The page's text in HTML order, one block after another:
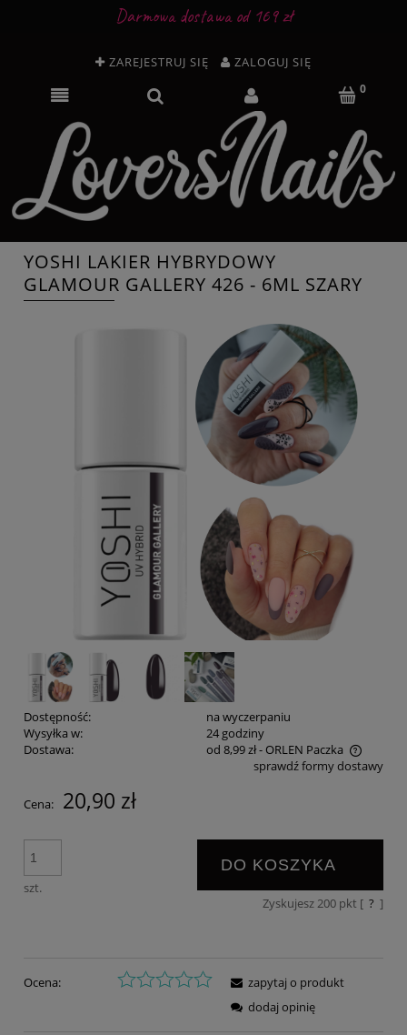
Darmowa dostawa od 169 zł
ZAREJESTRUJ SIĘ ZALOGUJ SIĘ
YOSHI LAKIER HYBRYDOWY
GLAMOUR GALLERY 426 - 6ML SZARY
Dostępność:
na wyczerpaniu
Wysyłka w:
24 godziny
Dostawa:
od 8,99 zł- ORLEN Paczka
Cena nie zawiera ewentualnych kosztów płatnościsprawdź formy dostawy
Cena: 20,90 zł
szt.
DO KOSZYKA
Zyskujesz200pkt [ ? ]
Ocena:
zapytaj o produkt
dodaj opinię